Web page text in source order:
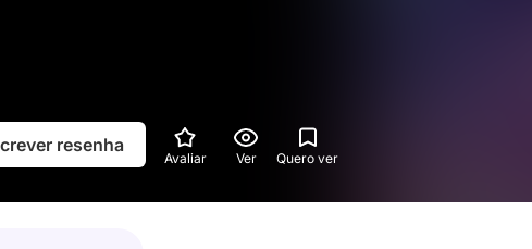
resenha
Avaliar Ver Quero ver